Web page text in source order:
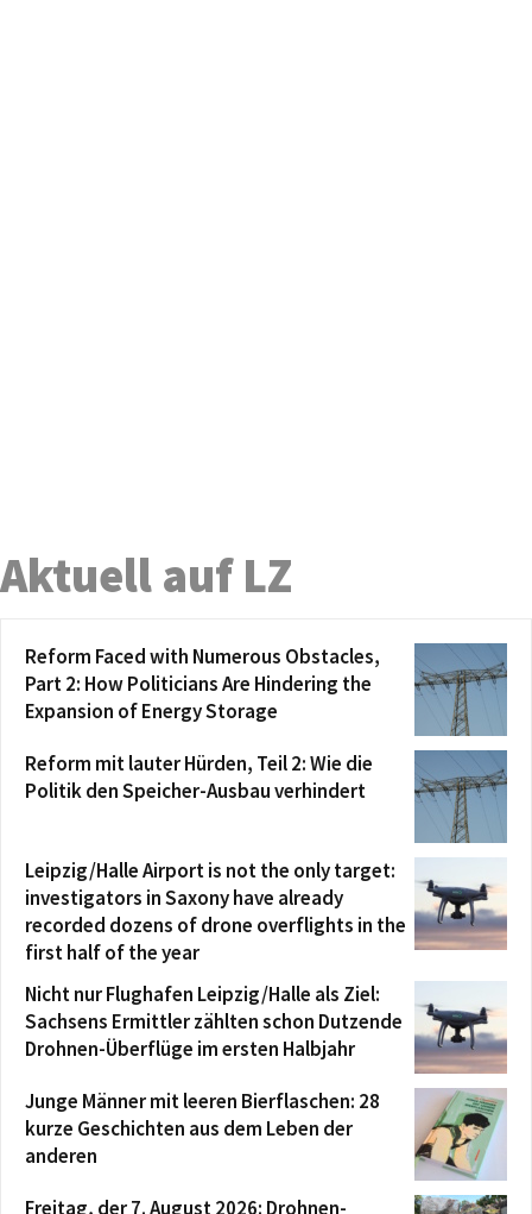
Aktuell auf LZ
Reform Faced with Numerous Obstacles,
Part 2: How Politicians Are Hindering the
Expansion of Energy Storage
Reform mit lauter Hürden, Teil 2: Wie die
Politik den Speicher-Ausbau verhindert
Leipzig/Halle Airport is not the only target:
investigators in Saxony have already
recorded dozens of drone overflights in the
first half of the year
Nicht nur Flughafen Leipzig/Halle als Ziel:
Sachsens Ermittler zählten schon Dutzende
Drohnen-Überflüge im ersten Halbjahr
Junge Männer mit leeren Bierflaschen: 28
kurze Geschichten aus dem Leben der
anderen
Freitag, der 7. August 2026: Drohnen-